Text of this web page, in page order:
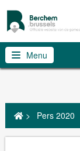
Menu
> Pers 2020